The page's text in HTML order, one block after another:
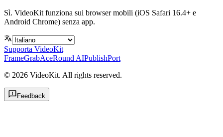
Sì. VideoKit funziona sui browser mobili (iOS Safari 16.4+ e
Android Chrome) senza app.
Supporta VideoKit
FrameGrabAceRound AIPublishPort
© 2026 VideoKit. All rights reserved.
Feedback